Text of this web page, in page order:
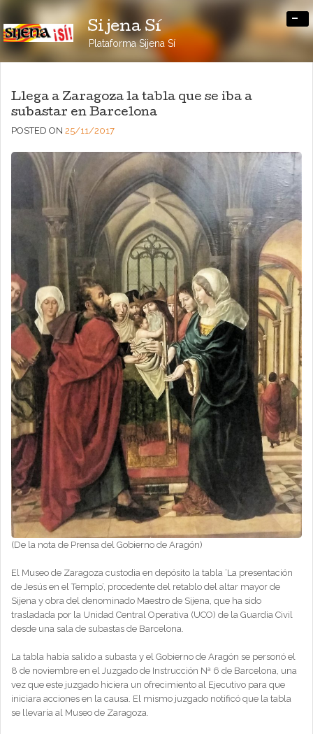
Sijena Sí
Plataforma Sijena Sí
-
Llega a Zaragoza la tabla que se iba a
subastar en Barcelona
POSTED ON 25/11/2017
(De la nota de Prensa del Gobierno de Aragón)
El Museo de Zaragoza custodia en depósito la tabla ‘La presentación
de Jesús en el Templo’, procedente del retablo del altar mayor de
Sijena y obra del denominado Maestro de Sijena, que ha sido
trasladada por la Unidad Central Operativa (UCO) de la Guardia Civil
desde una sala de subastas de Barcelona.
La tabla había salido a subasta y el Gobierno de Aragón se personó el
8 de noviembre en el Juzgado de Instrucción Nª 6 de Barcelona, una
vez que este juzgado hiciera un ofrecimiento al Ejecutivo para que
iniciara acciones en la causa. El mismo juzgado notificó que la tabla
se llevaría al Museo de Zaragoza.